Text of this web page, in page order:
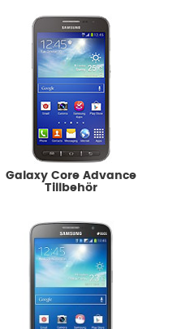
Galaxy Core Advance
Tillbehör